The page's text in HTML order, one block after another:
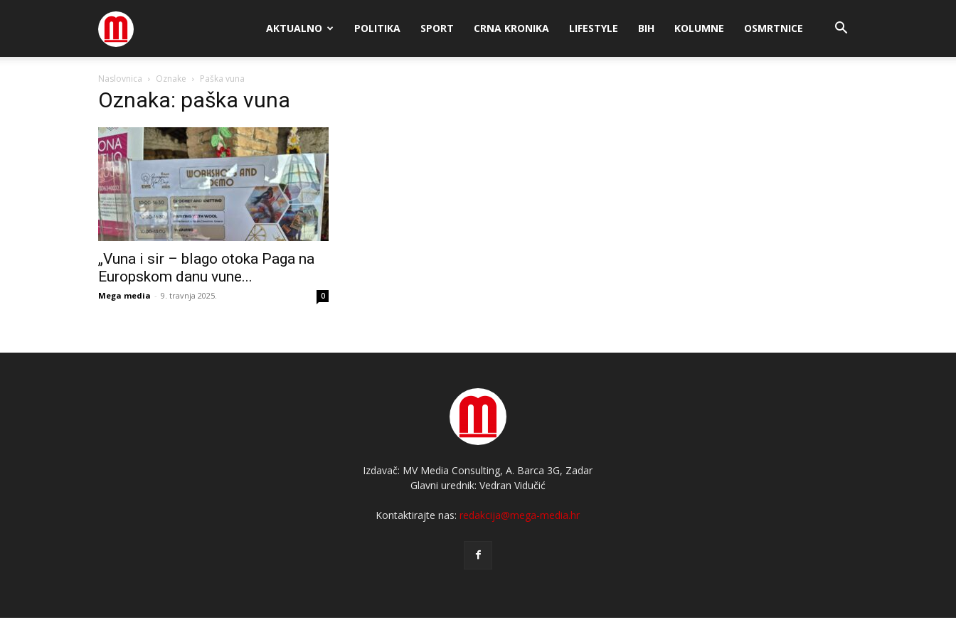
Megamedia AKTUALNO POLITIKA SPORT CRNA KRONIKA LIFESTYLE BIH KOLUMNE OSMRTNICE
Naslovnica Oznake Paška vuna
Oznaka: paška vuna
„Vuna i sir – blago otoka Paga na
Europskom danu vune...
Mega media - 9. travnja 2025. 0
Izdavač: MV Media Consulting, A. Barca 3G, Zadar
Glavni urednik: Vedran Vidučić
Kontaktirajte nas:redakcija@mega-media.hr